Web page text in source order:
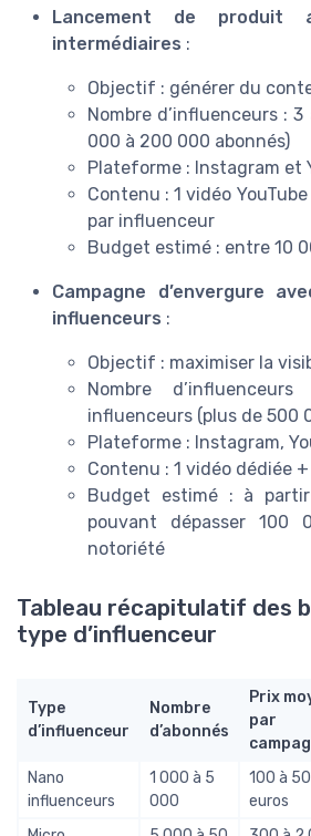
Lancement de produit
intermédiaires :
Objectif : générer du
Nombre d’influenceurs :
000 à 200 000 abonnés)
Plateforme : Instagram et
Contenu : 1 vidéo
par influenceur
Budget estimé : entre 10
Campagne d’envergure
influenceurs :
Objectif : maximiser la
Nombre
influenceurs (plus de 500
Plateforme : Instagram,
Contenu : 1 vidéo dédiée
Budget estimé : à
pouvant dépasser 100
notoriété
Tableau récapitulatif des
type d’influenceur
Type
d’influenceur
Nombre
d’abonnés
Prix
par
Nano
influenceurs
1 000 à 5
000
100 à
euros